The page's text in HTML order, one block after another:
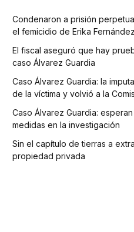
Condenaron a prisión
el femicidio de Erika Fernández
El fiscal aseguró que hay
caso Álvarez Guardia
Caso Álvarez Guardia: la
de la víctima y volvió a la
Caso Álvarez Guardia:
medidas en la investigación
Sin el capítulo de tierras a
propiedad privada